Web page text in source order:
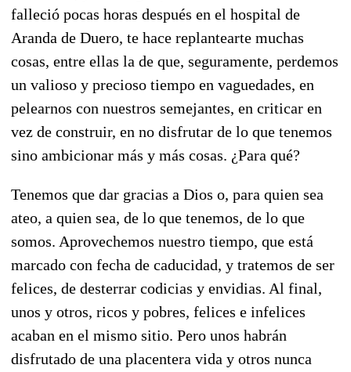
falleció pocas horas después en el hospital de
Aranda de Duero, te hace replantearte muchas
cosas, entre ellas la de que, seguramente, perdemos
un valioso y precioso tiempo en vaguedades, en
pelearnos con nuestros semejantes, en criticar en
vez de construir, en no disfrutar de lo que tenemos
sino ambicionar más y más cosas. ¿Para qué?
Tenemos que dar gracias a Dios o, para quien sea
ateo, a quien sea, de lo que tenemos, de lo que
somos. Aprovechemos nuestro tiempo, que está
marcado con fecha de caducidad, y tratemos de ser
felices, de desterrar codicias y envidias. Al final,
unos y otros, ricos y pobres, felices e infelices
acaban en el mismo sitio. Pero unos habrán
disfrutado de una placentera vida y otros nunca